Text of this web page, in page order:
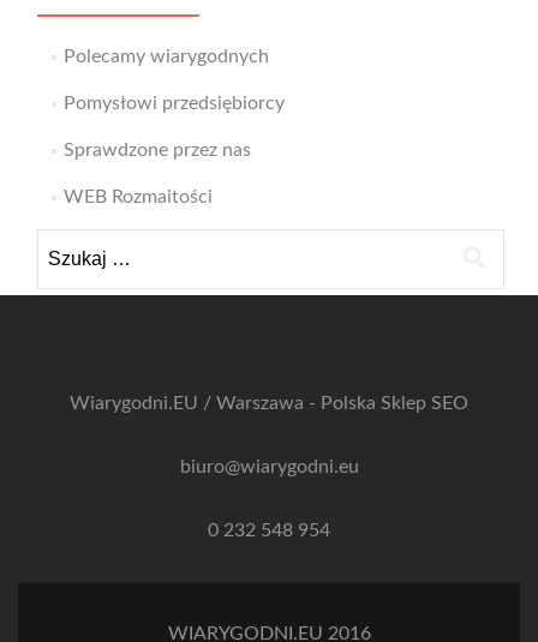
Polecamy wiarygodnych
Pomysłowi przedsiębiorcy
Sprawdzone przez nas
WEB Rozmaitości
Wiarygodni.EU / Warszawa - Polska Sklep SEO
biuro@wiarygodni.eu
0 232 548 954
WIARYGODNI.EU 2016